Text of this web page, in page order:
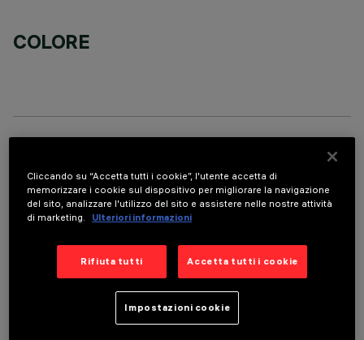
COLORE
DATI TECNICI
Cliccando su “Accetta tutti i cookie”, l'utente accetta di
memorizzare i cookie sul dispositivo per migliorare la navigazione
del sito, analizzare l'utilizzo del sito e assistere nelle nostre attività
di marketing.
Ulteriori informazioni
Rifiuta tutti Accetta tutti i cookie
Impostazioni cookie